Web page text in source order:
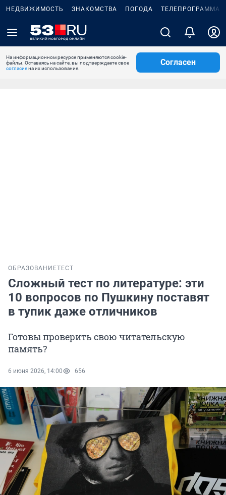
НЕДВИЖИМОСТЬ ЗНАКОМСТВА ПОГОДА ТЕЛЕПРОГРАММА
На информационном ресурсе применяются cookie-
файлы. Оставаясь на сайте, вы подтверждаете свое
согласиена их использование.
Согласен
ОБРАЗОВАНИЕТЕСТ
Сложный тест по литературе: эти
10 вопросов по Пушкину поставят
в тупик даже отличников
Готовы проверить свою читательскую
память?
6 июня 2026, 14:00 656